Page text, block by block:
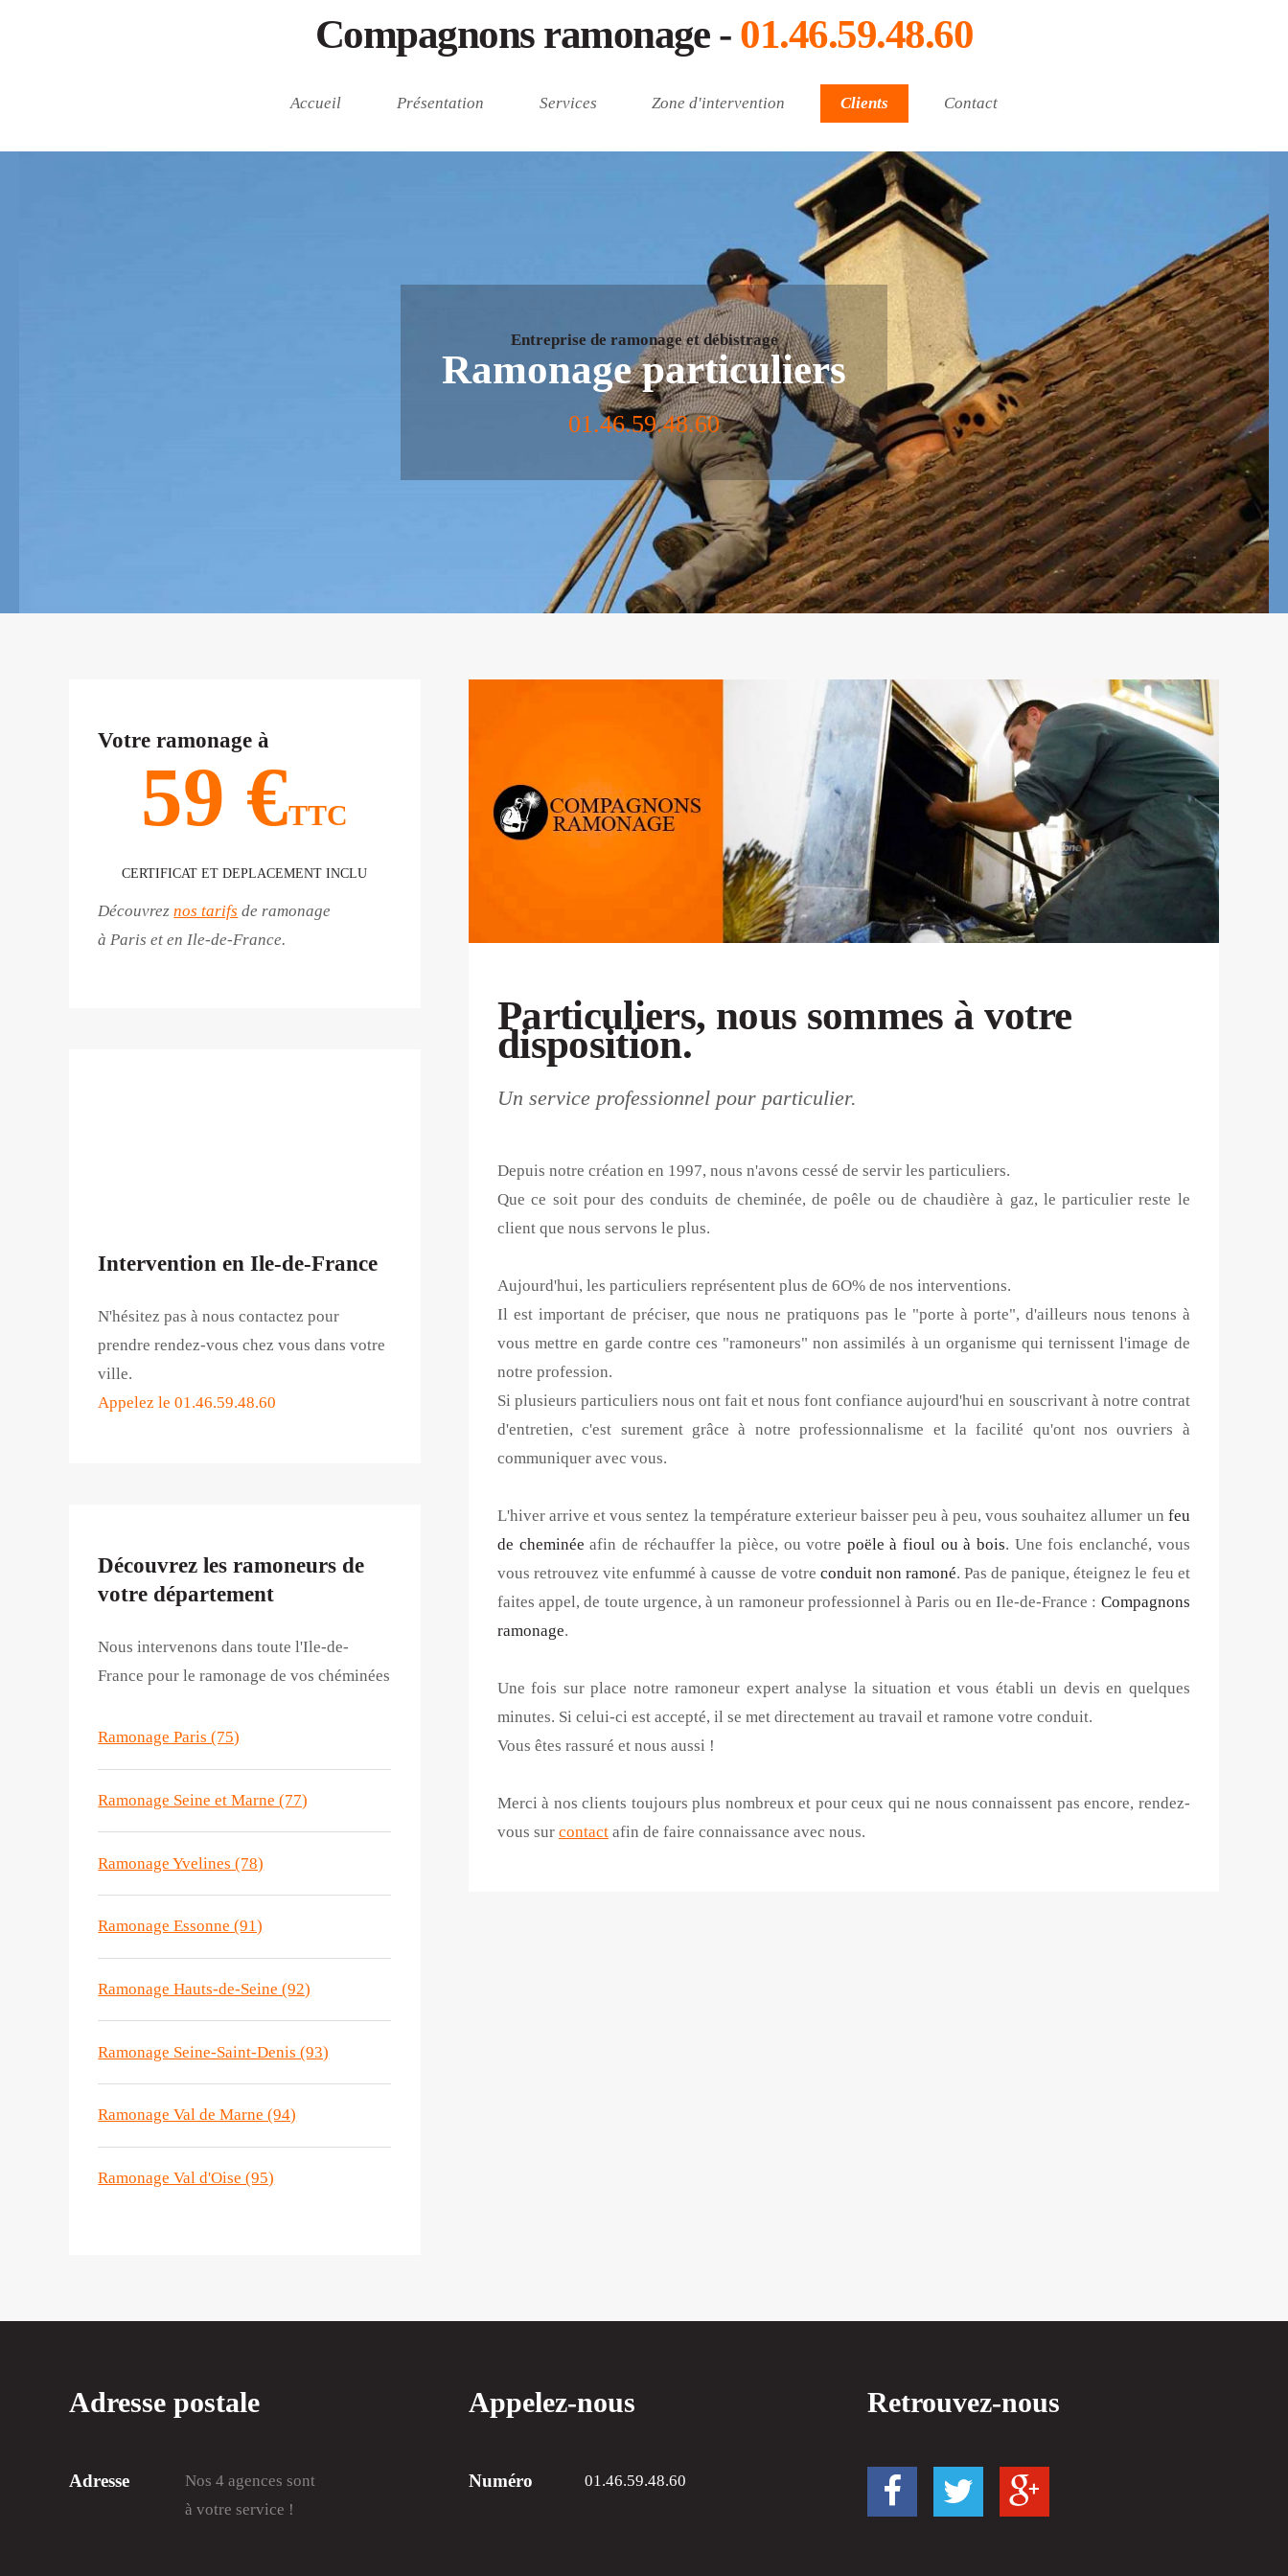
Compagnons ramonage - 01.46.59.48.60
Accueil Présentation Services Zone d'intervention Clients Contact
Entreprise de ramonage et débistrage
Ramonage particuliers
01.46.59.48.60
Votre ramonage à
59 €TTC
CERTIFICAT ET DEPLACEMENT INCLU
Découvreznos tarifs de ramonage
à Paris et en Ile-de-France.
Intervention en Ile-de-France
N'hésitez pas à nous contactez pour
prendre rendez-vous chez vous dans votre
ville.
Appelez le 01.46.59.48.60
Découvrez les ramoneurs de
votre département
Nous intervenons dans toute l'Ile-de-
France pour le ramonage de vos chéminées
Ramonage Paris (75)
Ramonage Seine et Marne (77)
Ramonage Yvelines (78)
Ramonage Essonne (91)
Ramonage Hauts-de-Seine (92)
Ramonage Seine-Saint-Denis (93)
Ramonage Val de Marne (94)
Ramonage Val d'Oise (95)
Particuliers, nous sommes à votre
disposition.
Un service professionnel pour particulier.
Depuis notre création en 1997, nous n'avons cessé de servir les particuliers.
Que ce soit pour des conduits de cheminée, de poêle ou de chaudière à gaz, le particulier reste le
client que nous servons le plus.
Aujourd'hui, les particuliers représentent plus de 6O% de nos interventions.
Il est important de préciser, que nous ne pratiquons pas le "porte à porte", d'ailleurs nous tenons à
vous mettre en garde contre ces "ramoneurs" non assimilés à un organisme qui ternissent l'image de
notre profession.
Si plusieurs particuliers nous ont fait et nous font confiance aujourd'hui en souscrivant à notre contrat
d'entretien, c'est surement grâce à notre professionnalisme et la facilité qu'ont nos ouvriers à
communiquer avec vous.
L'hiver arrive et vous sentez la température exterieur baisser peu à peu, vous souhaitez allumer un feu
de cheminée afin de réchauffer la pièce, ou votre poële à fioul ou à bois. Une fois enclanché, vous
vous retrouvez vite enfummé à causse de votre conduit non ramoné. Pas de panique, éteignez le feu et
faites appel, de toute urgence, à un ramoneur professionnel à Paris ou en Ile-de-France : Compagnons
ramonage.
Une fois sur place notre ramoneur expert analyse la situation et vous établi un devis en quelques
minutes. Si celui-ci est accepté, il se met directement au travail et ramone votre conduit.
Vous êtes rassuré et nous aussi !
Merci à nos clients toujours plus nombreux et pour ceux qui ne nous connaissent pas encore, rendez-
vous sur contactafin de faire connaissance avec nous.
Adresse postale
Adresse
Nos 4 agences sont
à votre service !
Appelez-nous
Numéro 01.46.59.48.60
Retrouvez-nous